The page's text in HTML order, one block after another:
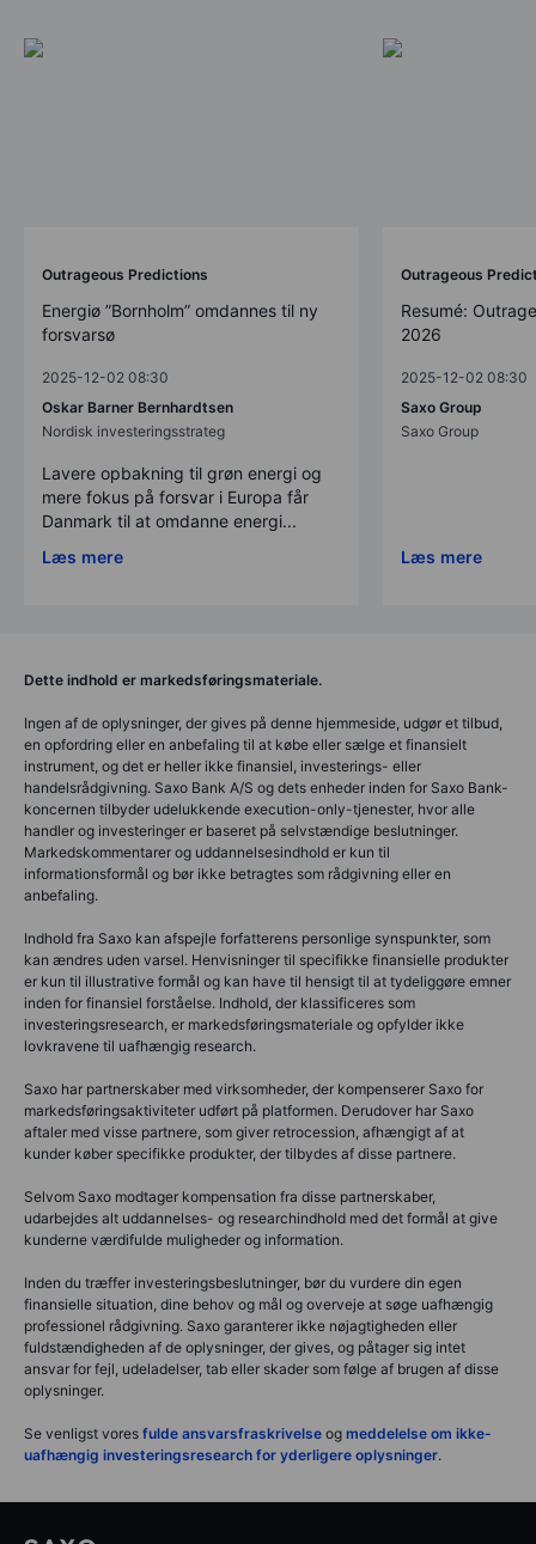
Outrageous Predictions
Energiø ”Bornholm” omdannes til ny
forsvarsø
2025-12-02 08:30
Oskar Barner Bernhardtsen
Nordisk investeringsstrateg
Lavere opbakning til grøn energi og
mere fokus på forsvar i Europa får
Danmark til at omdanne energi...
Læs mere
Outrageous
Resumé:
2026
2025-12-02 08:30
Saxo Group
Saxo Group
Læs mere
Dette indhold er markedsføringsmateriale.
Ingen af de oplysninger, der gives på denne hjemmeside, udgør et tilbud,
en opfordring eller en anbefaling til at købe eller sælge et finansielt
instrument, og det er heller ikke finansiel, investerings- eller
handelsrådgivning. Saxo Bank A/S og dets enheder inden for Saxo Bank-
koncernen tilbyder udelukkende execution-only-tjenester, hvor alle
handler og investeringer er baseret på selvstændige beslutninger.
Markedskommentarer og uddannelsesindhold er kun til
informationsformål og bør ikke betragtes som rådgivning eller en
anbefaling.
Indhold fra Saxo kan afspejle forfatterens personlige synspunkter, som
kan ændres uden varsel. Henvisninger til specifikke finansielle produkter
er kun til illustrative formål og kan have til hensigt til at tydeliggøre emner
inden for finansiel forståelse. Indhold, der klassificeres som
investeringsresearch, er markedsføringsmateriale og opfylder ikke
lovkravene til uafhængig research.
Saxo har partnerskaber med virksomheder, der kompenserer Saxo for
markedsføringsaktiviteter udført på platformen. Derudover har Saxo
aftaler med visse partnere, som giver retrocession, afhængigt af at
kunder køber specifikke produkter, der tilbydes af disse partnere.
Selvom Saxo modtager kompensation fra disse partnerskaber,
udarbejdes alt uddannelses- og researchindhold med det formål at give
kunderne værdifulde muligheder og information.
Inden du træffer investeringsbeslutninger, bør du vurdere din egen
finansielle situation, dine behov og mål og overveje at søge uafhængig
professionel rådgivning. Saxo garanterer ikke nøjagtigheden eller
fuldstændigheden af de oplysninger, der gives, og påtager sig intet
ansvar for fejl, udeladelser, tab eller skader som følge af brugen af disse
oplysninger.
Se venligst vores fulde ansvarsfraskrivelse og meddelelse om ikke-
uafhængig investeringsresearch for yderligere oplysninger.